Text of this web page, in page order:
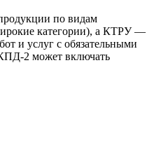
по видам
категории), а КТРУ —
и услуг с обязательными
2 может включать